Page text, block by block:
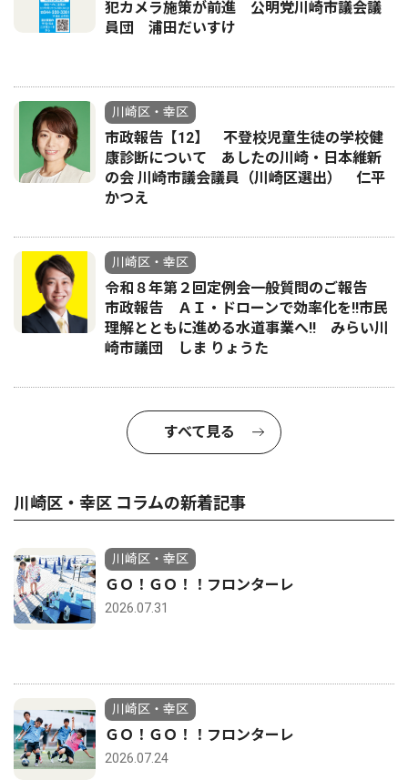
犯カメラ施策が前進 公明党川崎市議会議
員団 浦田だいすけ
川崎区・幸区
市政報告【12】 不登校児童生徒の学校健
康診断について あしたの川崎・日本維新
の会 川崎市議会議員（川崎区選出） 仁平
かつえ
川崎区・幸区
令和８年第２回定例会一般質問のご報告
市政報告 ＡＩ・ドローンで効率化を!!市民
理解とともに進める水道事業へ!! みらい川
崎市議団 しま りょうた
すべて見る
川崎区・幸区 コラムの新着記事
川崎区・幸区
ＧＯ！ＧＯ！！フロンターレ
2026.07.31
川崎区・幸区
ＧＯ！ＧＯ！！フロンターレ
2026.07.24